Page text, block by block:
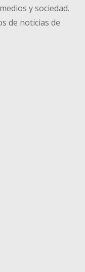
y sociedad.
de noticias de